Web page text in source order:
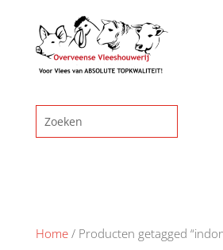
Home/ Producten getagged